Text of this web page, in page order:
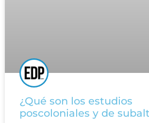
¿Qué son los estudios
poscoloniales y de